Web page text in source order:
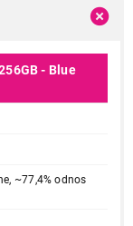
- Blue
~77,4% odnos